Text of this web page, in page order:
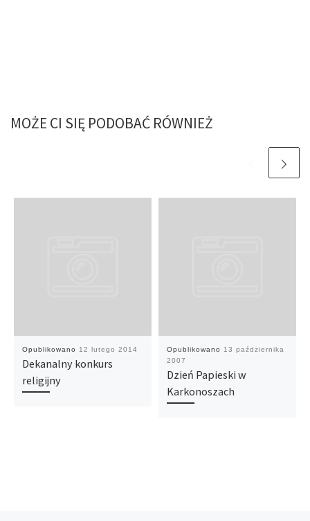
MOŻE CI SIĘ PODOBAĆ RÓWNIEŻ
Opublikowano 12 lutego 2014
Dekanalny konkurs
religijny
Opublikowano
13 października
2007
Dzień Papieski w
Karkonoszach